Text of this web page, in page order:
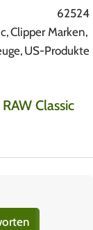
62524
,Clipper Marken,
, US-Produkte
Classic